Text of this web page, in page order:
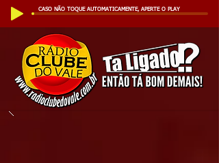
CASO NÃO TOQUE AUTOMATICAMENTE, APERTE O PLAY